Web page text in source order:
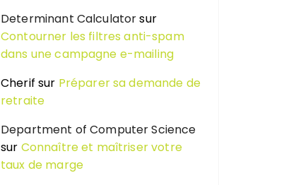
Determinant Calculatorsur
Contourner les filtres anti-spam
dans une campagne e-mailing
Cherif sur Préparer sa demande de
retraite
Department of Computer Science
sur Connaître et maîtriser votre
taux de marge